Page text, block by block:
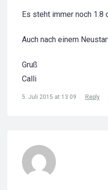
Es steht immer noch 1.8
Auch nach einem
Gruß
Calli
5. Juli 2015 at 13:09 Reply